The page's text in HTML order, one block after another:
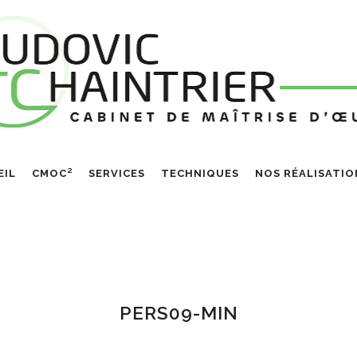
CMOC² SERVICES TECHNIQUES NOS
PERS09-MIN